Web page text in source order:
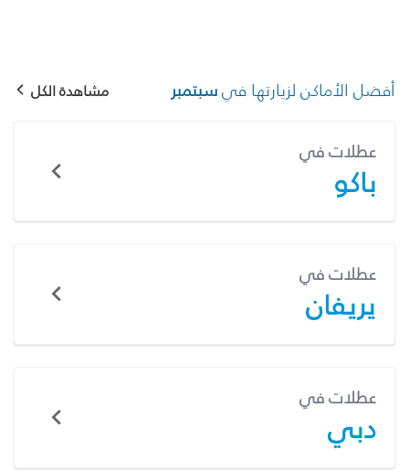
أفضل الأماكن لزيارتها فيسبتمبر مشاهدة الكل
عطلات في
باكو
عطلات في
يريفان
عطلات في
دبي